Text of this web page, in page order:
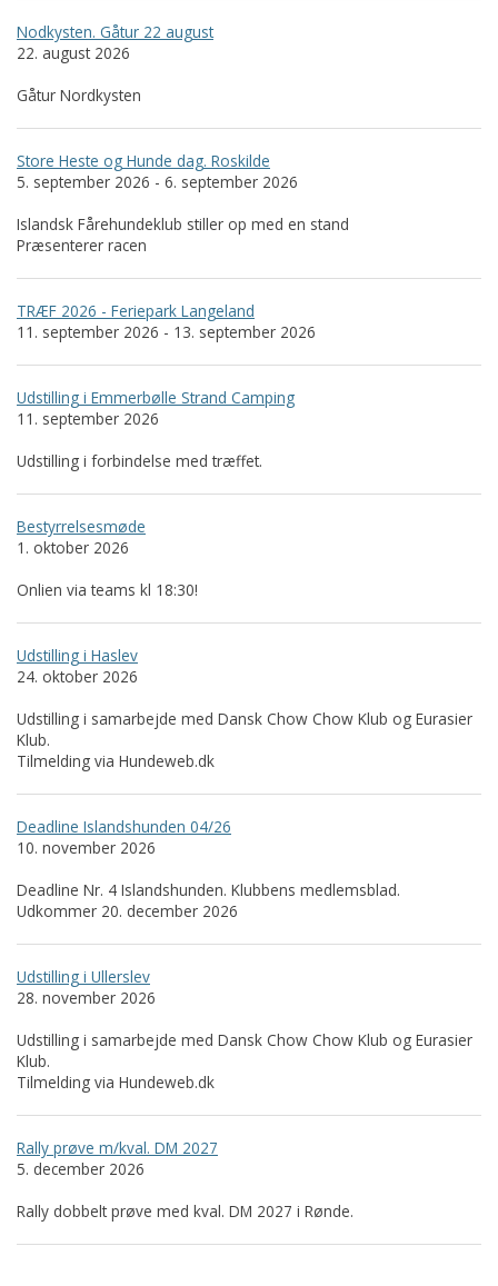
Nodkysten. Gåtur 22 august
22. august 2026
Gåtur Nordkysten
Store Heste og Hunde dag. Roskilde
5. september 2026 - 6. september 2026
Islandsk Fårehundeklub stiller op med en stand
Præsenterer racen
TRÆF 2026 - Feriepark Langeland
11. september 2026 - 13. september 2026
Udstilling i Emmerbølle Strand Camping
11. september 2026
Udstilling i forbindelse med træffet.
Bestyrrelsesmøde
1. oktober 2026
Onlien via teams kl 18:30!
Udstilling i Haslev
24. oktober 2026
Udstilling i samarbejde med Dansk Chow Chow Klub og Eurasier
Klub.
Tilmelding via Hundeweb.dk
Deadline Islandshunden 04/26
10. november 2026
Deadline Nr. 4 Islandshunden. Klubbens medlemsblad.
Udkommer 20. december 2026
Udstilling i Ullerslev
28. november 2026
Udstilling i samarbejde med Dansk Chow Chow Klub og Eurasier
Klub.
Tilmelding via Hundeweb.dk
Rally prøve m/kval. DM 2027
5. december 2026
Rally dobbelt prøve med kval. DM 2027 i Rønde.